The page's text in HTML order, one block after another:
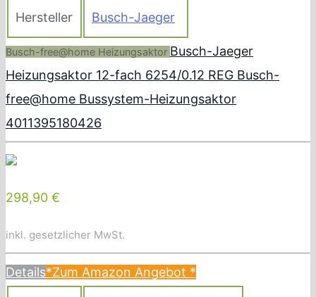
Hersteller Busch-Jaeger
Busch-free@home Heizungsaktor Busch-Jaeger
Heizungsaktor 12-fach 6254/0.12 REG Busch-
free@home Bussystem-Heizungsaktor
4011395180426
298,90 €
inkl. gesetzlicher MwSt.
Details*Zum Amazon Angebot *